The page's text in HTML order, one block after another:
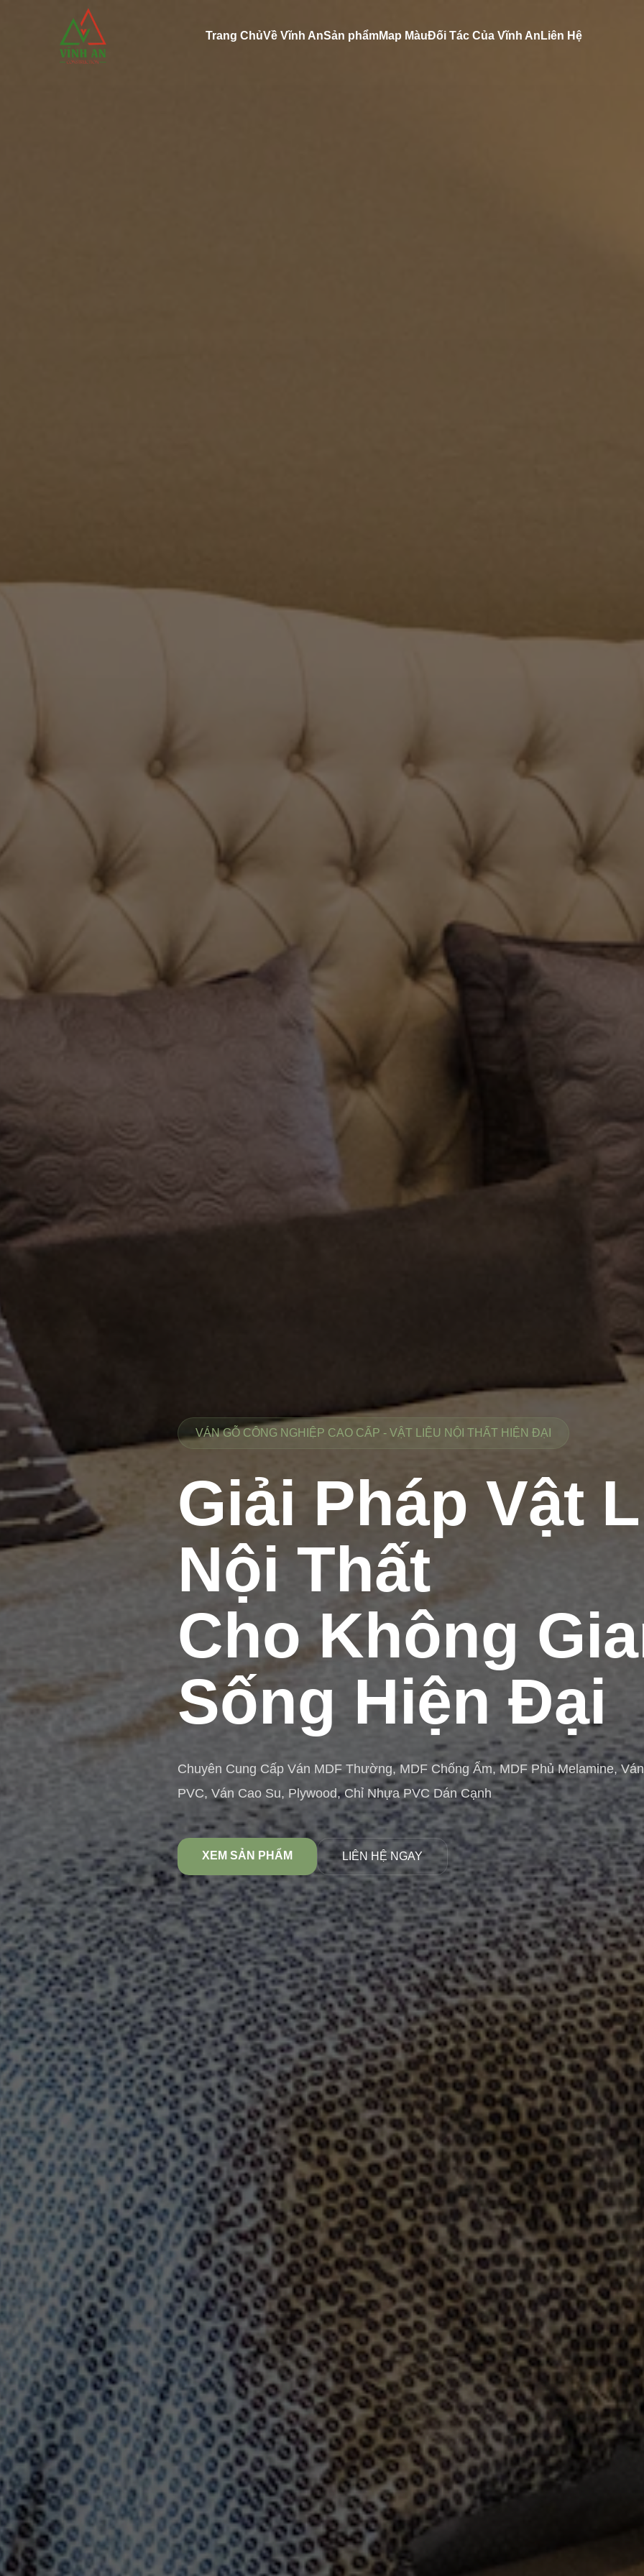
Trang ChủVề Vĩnh AnSản phẩmMap MàuĐối Tác Của Vĩnh An Liên Hệ
VÁN GỖ CÔNG NGHIỆP CAO CẤP - VẬT LIỆU NỘI THẤT HIỆN ĐẠI
Giải Pháp Vật
Nội Thất
Cho Không
Sống Hiện Đại
Chuyên Cung Cấp Ván MDF Thường, MDF Chống Ẩm, MDF Phủ Melamine,
PVC, Ván Cao Su, Plywood, Chỉ Nhựa PVC Dán Cạnh
XEM SẢN PHẨM LIÊN HỆ NGAY